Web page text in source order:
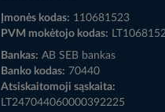
Įmonės kodas: 110681523
PVM mokėtojo kodas:
Bankas: AB SEB bankas
Banko kodas: 70440
Atsiskaitomoji sąskaita:
LT247044060000392225